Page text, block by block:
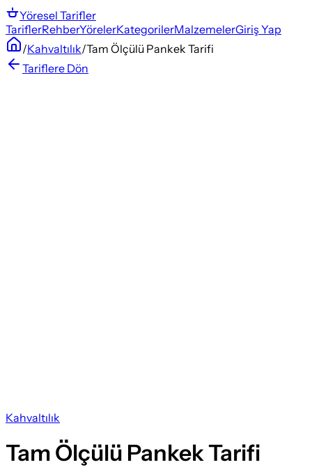
Yöresel Tarifler
TariflerRehberYörelerKategorilerMalzemelerGiriş Yap
/Kahvaltılık/Tam Ölçülü Pankek Tarifi
Tariflere Dön
Kahvaltılık
Tam Ölçülü Pankek Tarifi